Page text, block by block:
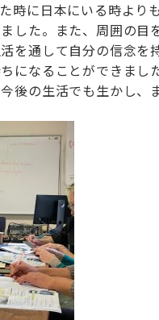
時に日本にいる時よ
した。また、周囲の目
を通して自分の信念
になることができました
後の生活でも生かし、